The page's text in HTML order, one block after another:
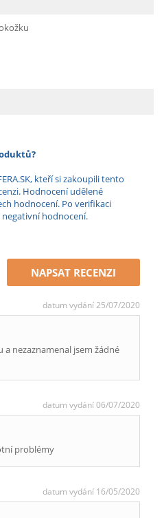
kteří si zakoupili tento
Hodnocení udělené
hodnocení. Po verifikaci
hodnocení.
NAPSAT RECENZI
datum vydání 25/07/2020
nezaznamenal jsem žádné
datum vydání 06/07/2020
problémy
datum vydání 16/05/2020